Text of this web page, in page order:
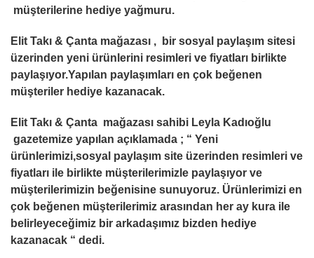
müşterilerine hediye yağmuru.
Elit Takı & Çanta mağazası , bir sosyal paylaşım sitesi
üzerinden yeni ürünlerini resimleri ve fiyatları birlikte
paylaşıyor.Yapılan paylaşımları en çok beğenen
müşteriler hediye kazanacak.
Elit Takı & Çanta mağazası sahibi Leyla Kadıoğlu
gazetemize yapılan açıklamada ; “ Yeni
ürünlerimizi,sosyal paylaşım site üzerinden resimleri ve
fiyatları ile birlikte müşterilerimizle paylaşıyor ve
müşterilerimizin beğenisine sunuyoruz. Ürünlerimizi en
çok beğenen müşterilerimiz arasından her ay kura ile
belirleyeceğimiz bir arkadaşımız bizden hediye
kazanacak “ dedi.